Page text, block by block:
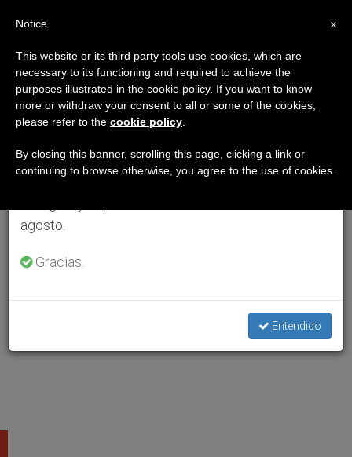
×
Aviso importante
Del 27 de julio al 7 de agosto haremos la pausa
anual, aprovechando que en el periodo de verano
se generan menos informaciones y también el
agosto.
Gracias.
Entendido
x
Notice
This website or its third party tools use cookies, which are
necessary to its functioning and required to achieve the
purposes illustrated in the cookie policy. If you want to know
more or withdraw your consent to all or some of the cookies,
please refer to the cookie policy
By closing this banner, scrolling this page, clicking a link or
continuing to browse otherwise, you agree to the use of cookies.